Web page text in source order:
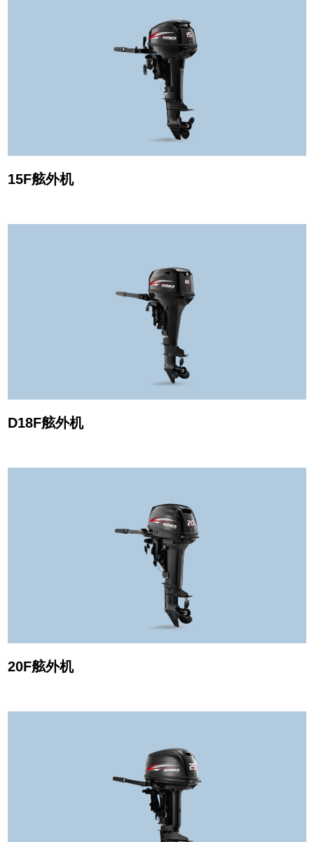
15F舷外机
D18F舷外机
20F舷外机